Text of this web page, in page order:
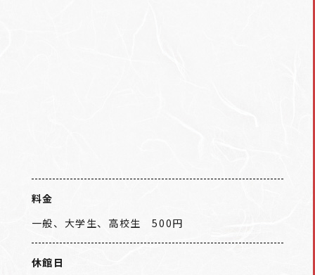
料金
一般、大学生、高校生 500円
休館日